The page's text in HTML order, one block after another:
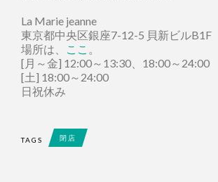
La Marie jeanne
東京都中央区銀座7-12-5 貝新ビルB1F
場所は、
ここ 。
[月～金] 12:00～13:30、18:00～24:00
[土] 18:00～24:00
日祝休み
TAGS 閉店